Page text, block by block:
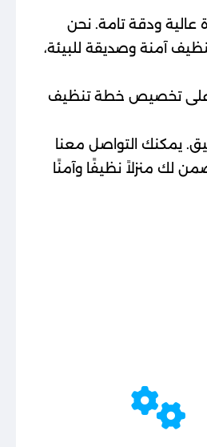
عالية ودقة تامة. نحن
آمنة وصديقة للبيئة،
على تخصيص خطة تنظيف
يمكنك التواصل معنا
لك منزلاً نظيفًا وآمنًا